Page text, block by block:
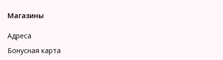
Магазины
Адреса
Бонусная карта